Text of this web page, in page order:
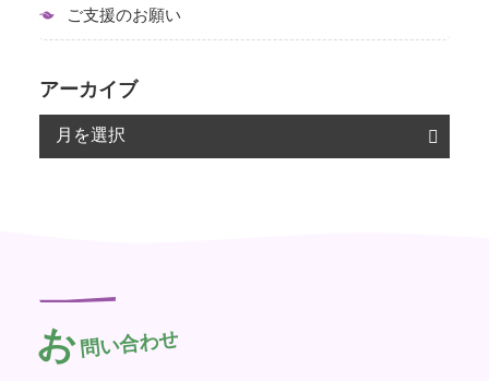
ご支援のお願い
アーカイブ
お問い合わせ